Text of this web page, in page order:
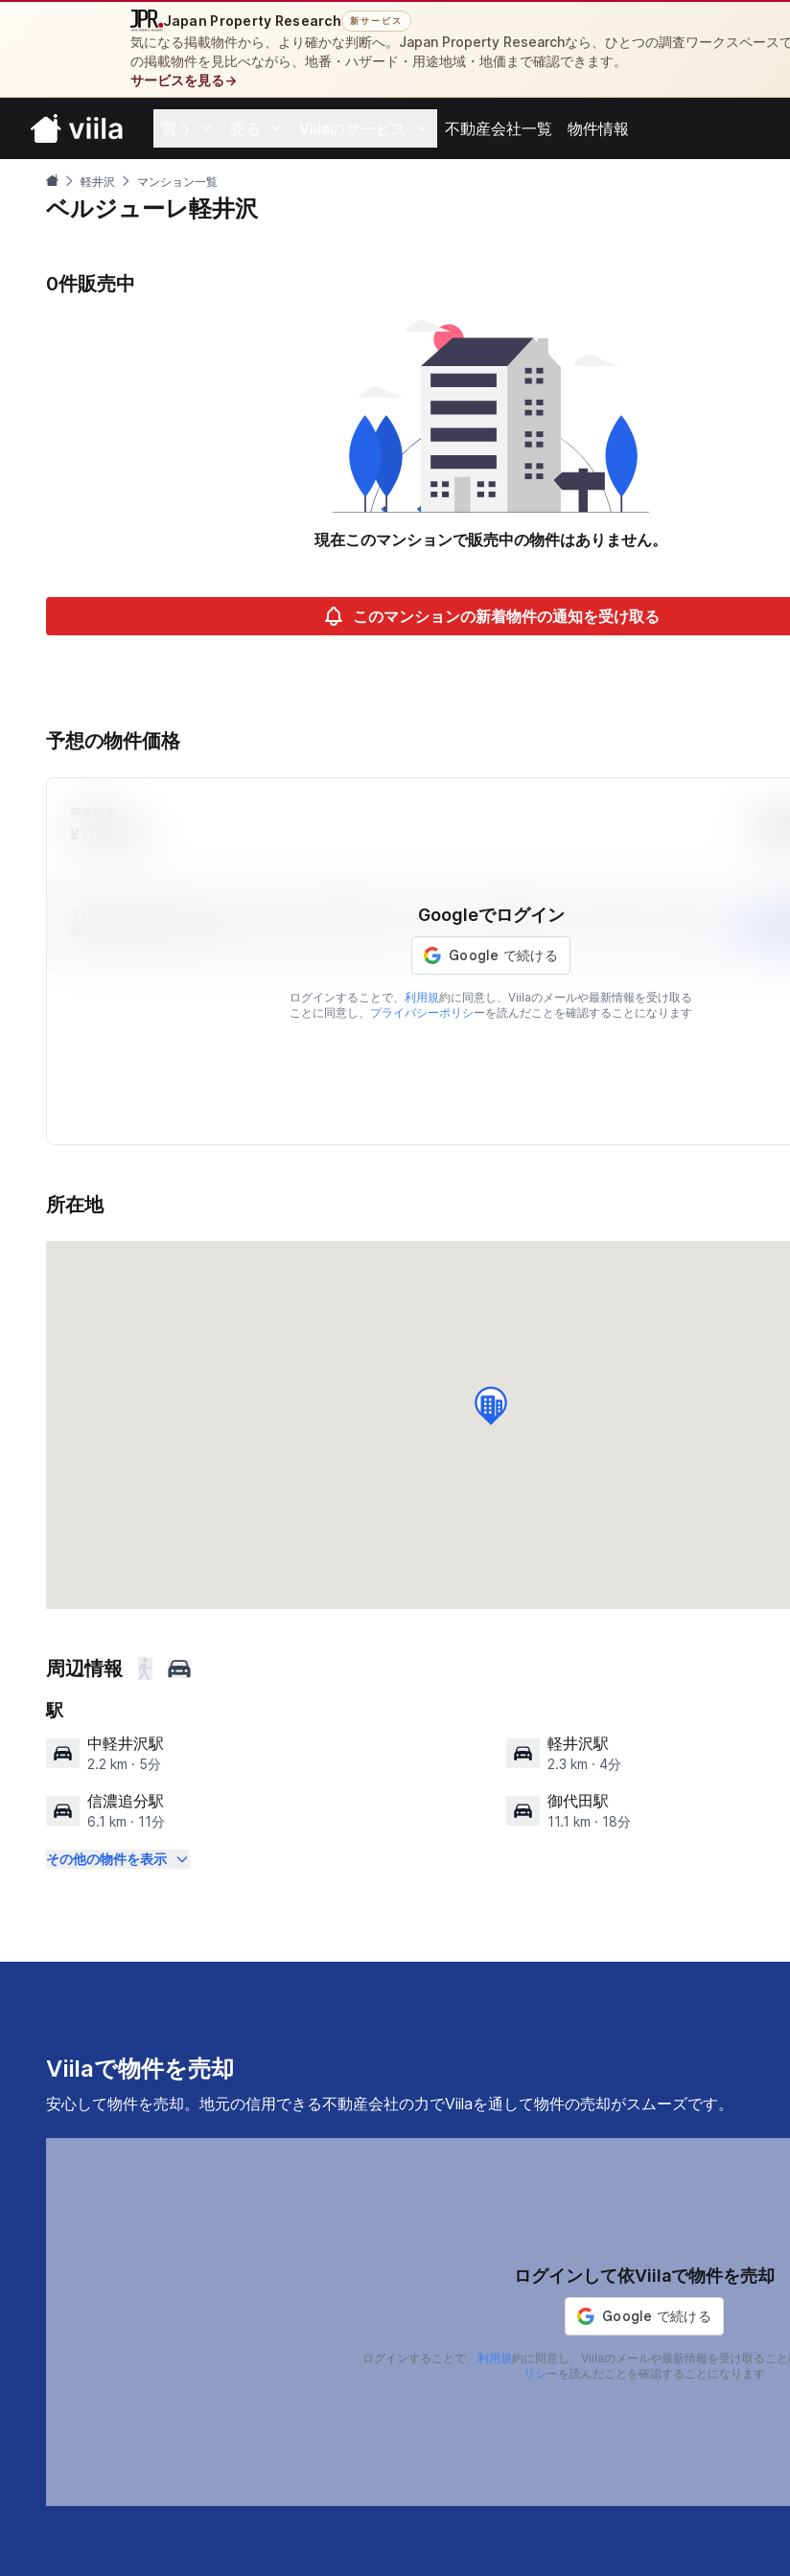
Japan Property Research 新サービス
気になる掲載物件から、より確かな判断へ。Japan Property Researchなら、ひとつの調査ワークスペース
の掲載物件を見比べながら、地番・ハザード・用途地域・地価まで確認できます。
サービスを見る→
Open resources menuOpen agent menu
不動産会社一覧
Open feed menu
物件情報
軽井沢 マンション一覧
ベルジューレ軽井沢
0件販売中
現在このマンションで販売中の物件はありません。
このマンションの新着物件の通知を受け取る
予想の物件価格
Googleでログイン
ログインすることで、 利用規約に同意し、Viilaのメールや最新情報を受け取る
ことに同意し、 プライバシーポリシーを読んだことを確認することになります
予想の物件価格はViilaのデータを元に算出された価格情報です。表示されている予想価格はあくまでも目安であり、販売価
所在地
周辺情報
駅
中軽井沢駅
2.2 km · 5分
軽井沢駅
2.3 km · 4分
信濃追分駅
6.1 km · 11分
御代田駅
11.1 km · 18分
その他の物件を表示
Viilaで物件を売却
安心して物件を売却。地元の信用できる不動産会社の力でViilaを通して物件の売却がスムーズです。
ログインして依Viilaで物件を売却
ログインすることで、 利用規約に同意し、Viilaのメールや最新情報を受け取ること
リシーを読んだことを確認することになります